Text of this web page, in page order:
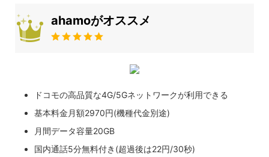
ahamoがオススメ
ドコモの高品質な4G/5Gネットワークが利用できる
基本料金月額2970円(機種代金別途)
月間データ容量20GB
国内通話5分無料付き(超過後は22円/30秒)